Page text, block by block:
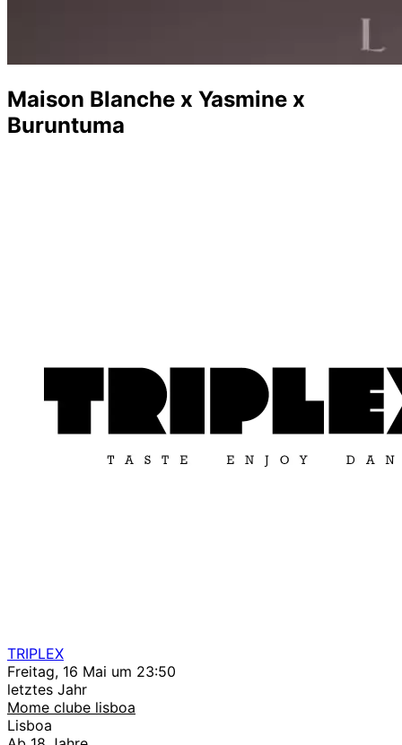
Maison Blanche x Yasmine x
Buruntuma
TRIPLEX
Freitag, 16 Mai um 23:50
letztes Jahr
Mome clube lisboa
Lisboa